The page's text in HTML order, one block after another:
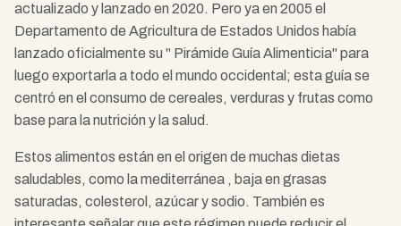
actualizado y lanzado en 2020. Pero ya en 2005 el
Departamento de Agricultura de Estados Unidos había
lanzado oficialmente su " Pirámide Guía Alimenticia" para
luego exportarla a todo el mundo occidental; esta guía se
centró en el consumo de cereales, verduras y frutas como
base para la nutrición y la salud.
Estos alimentos están en el origen de muchas dietas
saludables, como la mediterránea , baja en grasas
saturadas, colesterol, azúcar y sodio. También es